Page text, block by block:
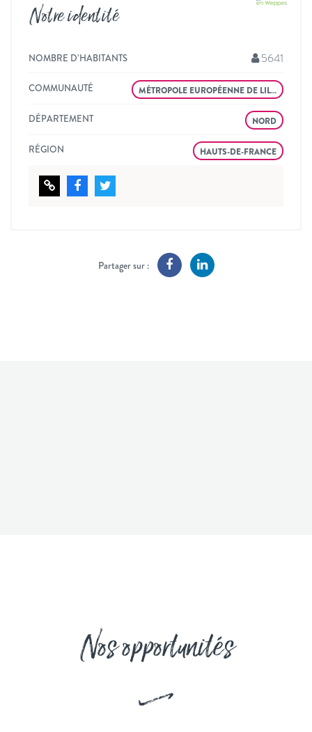
Notre identité
NOMBRE D’HABITANTS 5641
COMMUNAUTÉ MÉTROPOLE EUROPÉENNE DE LIL…
DÉPARTEMENT NORD
RÉGION HAUTS-DE-FRANCE
Partager sur :
Nos opportunités